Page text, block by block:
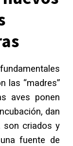
las “madres”
aves ponen
dan
son criados y
fuente de